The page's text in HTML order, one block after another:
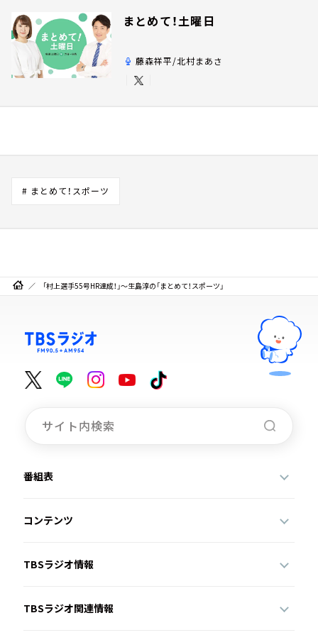
まとめて！土曜日
藤森祥平/北村まあさ
# まとめて！スポーツ
「村上選手55号HR達成！」～生島淳の「まとめて！スポーツ」
番組表
コンテンツ
TBSラジオ情報
TBSラジオ関連情報